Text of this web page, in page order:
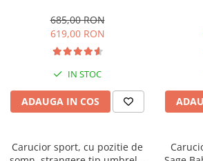
Roata cauciuc, Bej
685,00 RON
619,00 RON
IN STOC
ADAUGA IN COS
Carucior sport, cu pozitie de